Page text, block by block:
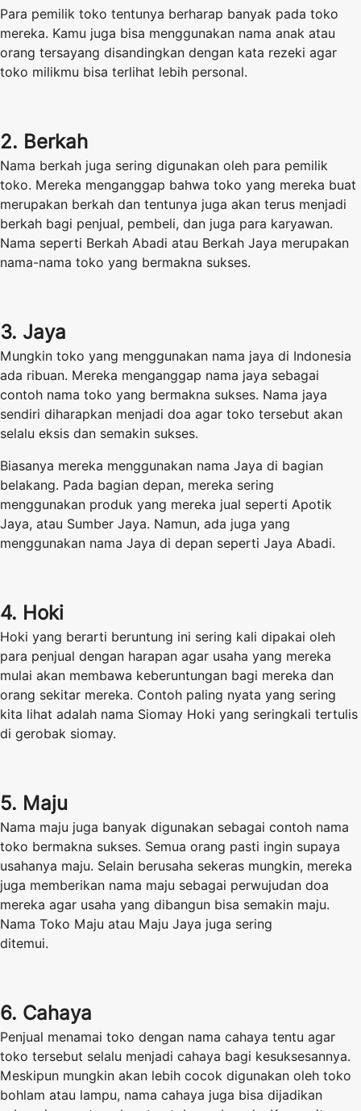
Para pemilik toko tentunya berharap banyak pada toko
mereka. Kamu juga bisa menggunakan nama anak atau
orang tersayang disandingkan dengan kata rezeki agar
toko milikmu bisa terlihat lebih personal.
2. Berkah
Nama berkah juga sering digunakan oleh para pemilik
toko. Mereka menganggap bahwa toko yang mereka buat
merupakan berkah dan tentunya juga akan terus menjadi
berkah bagi penjual, pembeli, dan juga para karyawan.
Nama seperti Berkah Abadi atau Berkah Jaya merupakan
nama-nama toko yang bermakna sukses.
3. Jaya
Mungkin toko yang menggunakan nama jaya di Indonesia
ada ribuan. Mereka menganggap nama jaya sebagai
contoh nama toko yang bermakna sukses. Nama jaya
sendiri diharapkan menjadi doa agar toko tersebut akan
selalu eksis dan semakin sukses.
Biasanya mereka menggunakan nama Jaya di bagian
belakang. Pada bagian depan, mereka sering
menggunakan produk yang mereka jual seperti Apotik
Jaya, atau Sumber Jaya. Namun, ada juga yang
menggunakan nama Jaya di depan seperti Jaya Abadi.
4. Hoki
Hoki yang berarti beruntung ini sering kali dipakai oleh
para penjual dengan harapan agar usaha yang mereka
mulai akan membawa keberuntungan bagi mereka dan
orang sekitar mereka. Contoh paling nyata yang sering
kita lihat adalah nama Siomay Hoki yang seringkali tertulis
di gerobak siomay.
5. Maju
Nama maju juga banyak digunakan sebagai contoh nama
toko bermakna sukses. Semua orang pasti ingin supaya
usahanya maju. Selain berusaha sekeras mungkin, mereka
juga memberikan nama maju sebagai perwujudan doa
mereka agar usaha yang dibangun bisa semakin maju.
Nama Toko Maju atau Maju Jaya juga sering
ditemui.
6. Cahaya
Penjual menamai toko dengan nama cahaya tentu agar
toko tersebut selalu menjadi cahaya bagi kesuksesannya.
Meskipun mungkin akan lebih cocok digunakan oleh toko
bohlam atau lampu, nama cahaya juga bisa dijadikan